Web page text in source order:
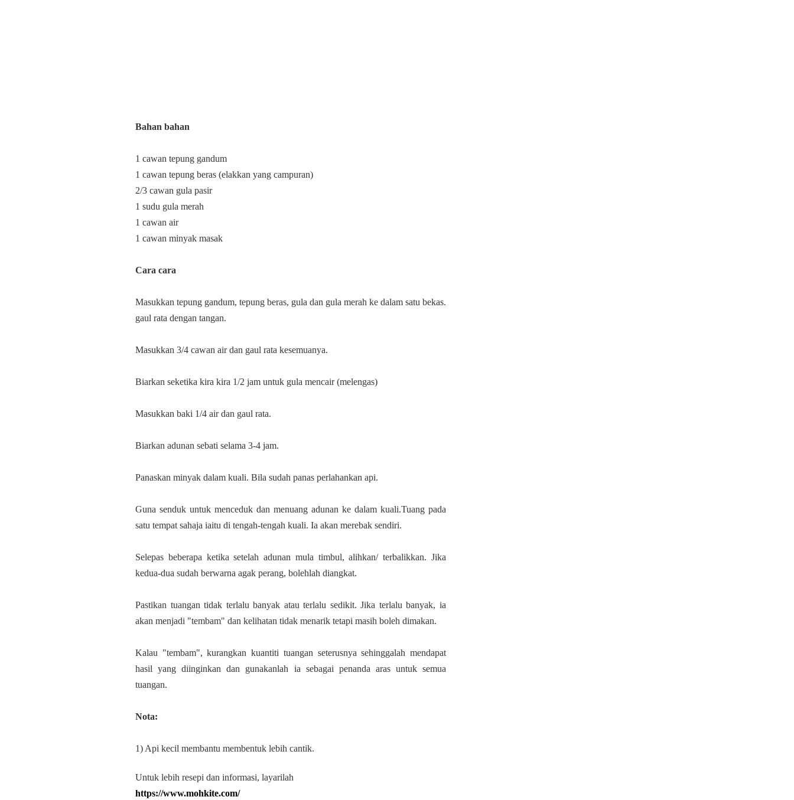
Bahan bahan
1 cawan tepung gandum
1 cawan tepung beras (elakkan yang campuran)
2/3 cawan gula pasir
1 sudu gula merah
1 cawan air
1 cawan minyak masak
Cara cara
Masukkan tepung gandum, tepung beras, gula dan gula merah ke dalam satu bekas.
gaul rata dengan tangan.
Masukkan 3/4 cawan air dan gaul rata kesemuanya.
Biarkan seketika kira kira 1/2 jam untuk gula mencair (melengas)
Masukkan baki 1/4 air dan gaul rata.
Biarkan adunan sebati selama 3-4 jam.
Panaskan minyak dalam kuali. Bila sudah panas perlahankan api.
Guna senduk untuk menceduk dan menuang adunan ke dalam kuali.Tuang pada
satu tempat sahaja iaitu di tengah-tengah kuali. Ia akan merebak sendiri.
Selepas beberapa ketika setelah adunan mula timbul, alihkan/ terbalikkan. Jika
kedua-dua sudah berwarna agak perang, bolehlah diangkat.
Pastikan tuangan tidak terlalu banyak atau terlalu sedikit. Jika terlalu banyak, ia
akan menjadi "tembam" dan kelihatan tidak menarik tetapi masih boleh dimakan.
Kalau "tembam", kurangkan kuantiti tuangan seterusnya sehinggalah mendapat
hasil yang diinginkan dan gunakanlah ia sebagai penanda aras untuk semua
tuangan.
Nota:
1) Api kecil membantu membentuk lebih cantik.
Untuk lebih resepi dan informasi, layarilah
https://www.mohkite.com/